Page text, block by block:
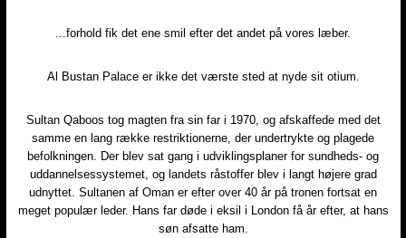
...forhold fik det ene smil efter det andet på vores læber.​
Al Bustan Palace er ikke det værste sted at nyde sit otium.​
Sultan Qaboos tog magten fra sin far i 1970, og afskaffede med det
samme en lang række restriktionerne, der undertrykte og plagede
befolkningen. Der blev sat gang i udviklingsplaner for sundheds- og
uddannelsessystemet, og landets råstoffer blev i langt højere grad
udnyttet. Sultanen af Oman er efter over 40 år på tronen fortsat en
meget populær leder. Hans far døde i eksil i London få år efter, at hans
søn afsatte ham.​